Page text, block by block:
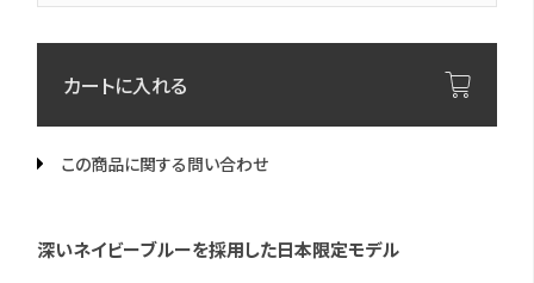
カートに入れる
この商品に関する問い合わせ
深いネイビーブルーを採用した日本限定モデル